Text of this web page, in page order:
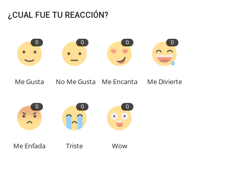
¿CUAL FUE TU REACCIÓN?
0
Me Gusta
0
No Me Gusta
0
Me Encanta
0
Me Divierte
0
Me Enfada
0
Triste
0
Wow